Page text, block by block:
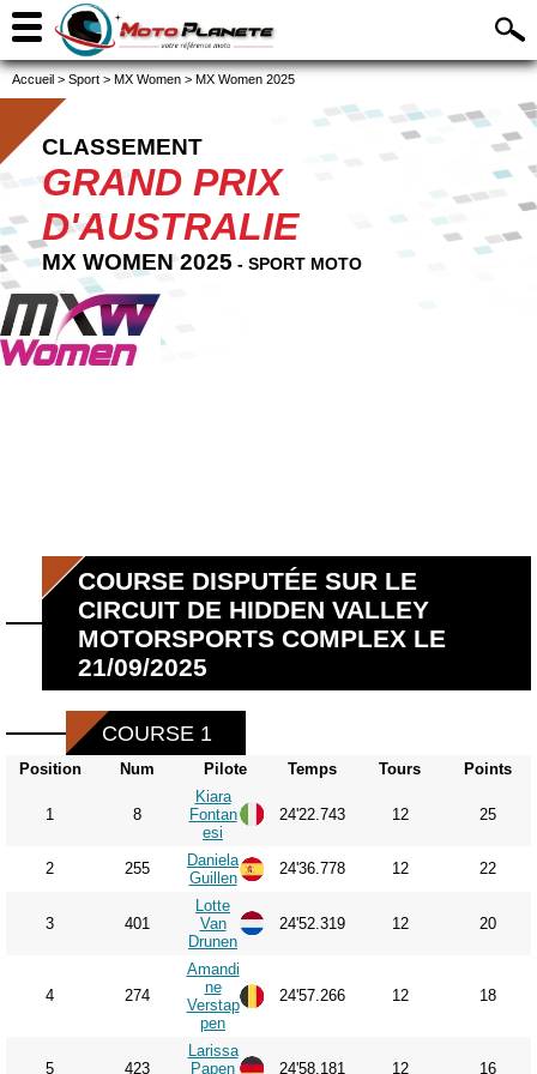
Accueil > Sport > MX Women > MX Women 2025
CLASSEMENT
GRAND PRIX
D'AUSTRALIE
MX WOMEN 2025 - SPORT MOTO
COURSE DISPUTÉE SUR LE
CIRCUIT DE HIDDEN VALLEY
MOTORSPORTS COMPLEX LE
21/09/2025
COURSE 1
Position Num Pilote Temps Tours Points
1 8
Kiara
Fontan
esi
24'22.743 12 25
2 255
Daniela
Guillen
24'36.778 12 22
3 401
Lotte
Van
Drunen
24'52.319 12 20
4 274
Amandi
ne
Verstap
pen
24'57.266 12 18
5 423
Larissa
Papen
24'58.181 12 16